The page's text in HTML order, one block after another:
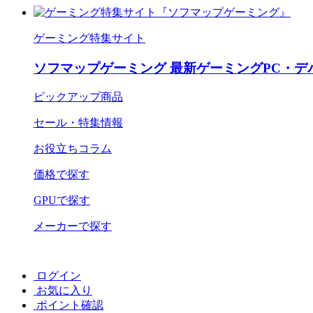
ゲーミング特集サイト
ソフマップゲーミング 最新ゲーミングPC・デ
ピックアップ商品
セール・特集情報
お役立ちコラム
価格で探す
GPUで探す
メーカーで探す
ログイン
お気に入り
ポイント確認